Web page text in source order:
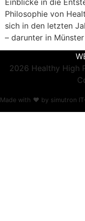
Einblicke in die
Philosophie von
sich in den letzten
– darunter in
2026 Healthy High
Made with ❤ by simutron